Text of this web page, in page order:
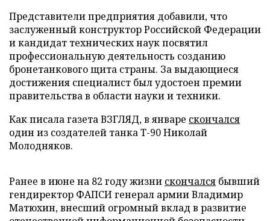
Представители предприятия добавили, что
заслуженный конструктор Российской Федерации
и кандидат технических наук посвятил
профессиональную деятельность созданию
бронетанкового щита страны. За выдающиеся
достижения специалист был удостоен премии
правительства в области науки и техники.
Как писала газета ВЗГЛЯД, в январе скончался
один из создателей танка Т-90 Николай
Молодняков.
Ранее в июне на 82 году жизни скончался бывший
гендиректор ФАПСИ генерал армии Владимир
Матюхин, внесший огромный вклад в развитие